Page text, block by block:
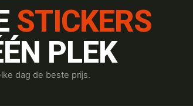
STICKERS
PLEK
dag de beste prijs.